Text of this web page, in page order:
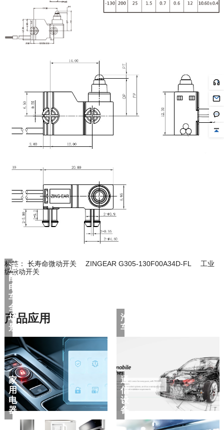
标签： 长寿命微动开关
ZINGEAR G305-130F00A34D-FL
级微动开关
产品应用
景 车
器 备